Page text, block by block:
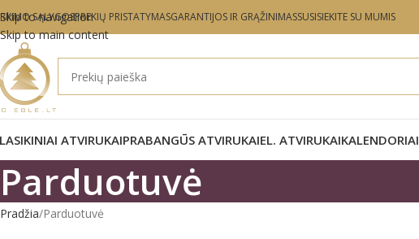
Skip to navigation
Skip to main content
SĄLYGOSPREKIŲ PRISTATYMASGARANTIJOS IR GRĄŽINIMASSUSISIEKITE SU MUMIS
ATVIRUKAIPRABANGŪS ATVIRUKAIEL. ATVIRUKAIKALENDORIAI
Parduotuvė
Pradžia Parduotuvė